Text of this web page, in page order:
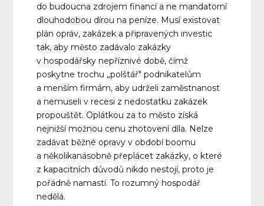
do budoucna zdrojem financí a ne mandatorní
dlouhodobou dírou na peníze. Musí existovat
plán opráv, zakázek a připravených investic
tak, aby město zadávalo zakázky
v hospodářsky nepříznivé době, čímž
poskytne trochu „polštář" podnikatelům
a menším firmám, aby udrželi zaměstnanost
a nemuseli v recesi z nedostatku zakázek
propouštět. Oplátkou za to město získá
nejnižší možnou cenu zhotovení díla. Nelze
zadávat běžné opravy v období boomu
a několikanásobně přeplácet zakázky, o které
z kapacitních důvodů nikdo nestojí, proto je
pořádně namastí. To rozumný hospodář
nedělá.